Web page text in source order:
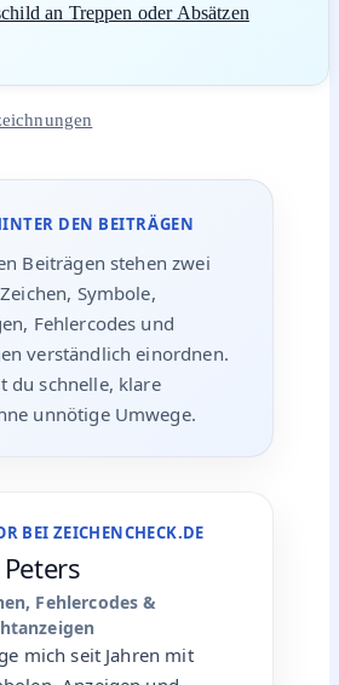
an Treppen oder Absätzen
DEN BEITRÄGEN
Beiträgen stehen zwei
Symbole,
Fehlercodes und
verständlich einordnen.
du schnelle, klare
unnötige Umwege.
BEI ZEICHENCHECK.DE
Peters
Fehlercodes &
mich seit Jahren mit